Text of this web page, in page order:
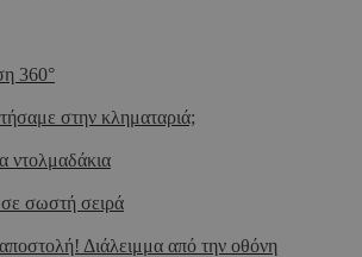
360°
στην κληματαριά;
ντολμαδάκια
σωστή σειρά
Διάλειμμα από την οθόνη